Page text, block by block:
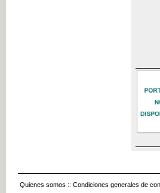
Quienes somos :: Condiciones generales de